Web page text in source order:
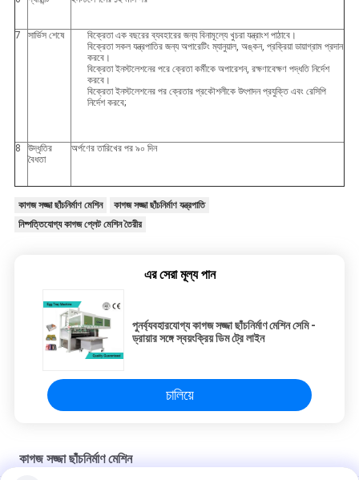
7 সার্ভিস শেষে
বিক্রেতা এক বছরের ব্যবহারের জন্য বিনামূল্যে খুচরা যন্ত্রাংশ পাঠাবে।
বিক্রেতা সকল যন্ত্রপাতির জন্য অপারেটিং ম্যানুয়াল, অঙ্কন, প্রক্রিয়া ডায়াগ্রাম প্রদান
করবে।
বিক্রেতা ইনস্টলেশনের পরে ক্রেতা কর্মীকে অপারেশন, রক্ষণাবেক্ষণ পদ্ধতি নির্দেশ
করবে।
বিক্রেতা ইনস্টলেশনের পর ক্রেতার প্রকৌশলীকে উৎপাদন প্রযুক্তি এবং রেসিপি
নির্দেশ করবে;
8
উদ্ধৃতির
বৈধতা
অর্পণের তারিখের পর ৯০ দিন
কাগজ সজ্জা ছাঁচনির্মাণ মেশিন
কাগজ সজ্জা ছাঁচনির্মাণ যন্ত্রপাতি
নিষ্পত্তিযোগ্য কাগজ প্লেট মেশিন তৈরীর
এর সেরা মূল্য পান
পুনর্ব্যবহারযোগ্য কাগজ সজ্জা ছাঁচনির্মাণ মেশিন সেমি -
ড্রায়ার সঙ্গে স্বয়ংক্রিয় ডিম ট্রে লাইন
চালিয়ে
কাগজ সজ্জা ছাঁচনির্মাণ মেশিন